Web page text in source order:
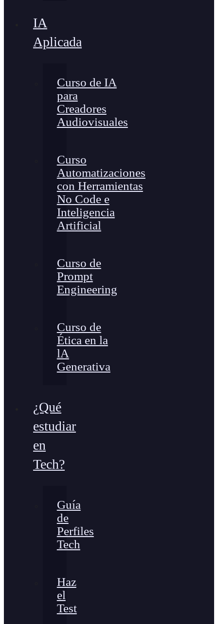
IA
Aplicada
Curso de IA
para
Creadores
Audiovisuales
Curso
Automatizaciones
con Herramientas
No Code e
Inteligencia
Artificial
Curso de
Prompt
Engineering
Curso de
Ética en la
lA
Generativa
¿Qué
estudiar
en
Tech?
Guía
de
Perfiles
Tech
Haz
el
Test